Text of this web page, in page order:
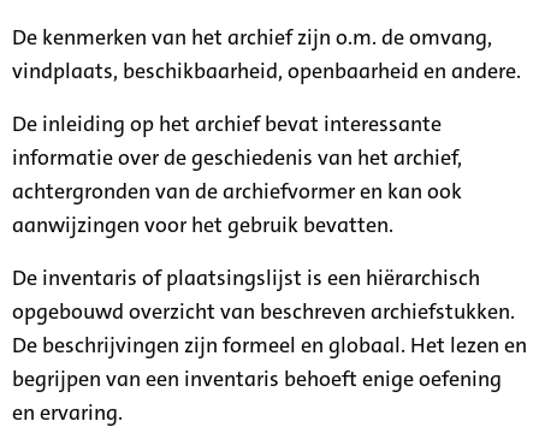
De kenmerken van het archief zijn o.m. de omvang,
vindplaats, beschikbaarheid, openbaarheid en andere.
De inleiding op het archief bevat interessante
informatie over de geschiedenis van het archief,
achtergronden van de archiefvormer en kan ook
aanwijzingen voor het gebruik bevatten.
De inventaris of plaatsingslijst is een hiërarchisch
opgebouwd overzicht van beschreven archiefstukken.
De beschrijvingen zijn formeel en globaal. Het lezen en
begrijpen van een inventaris behoeft enige oefening
en ervaring.